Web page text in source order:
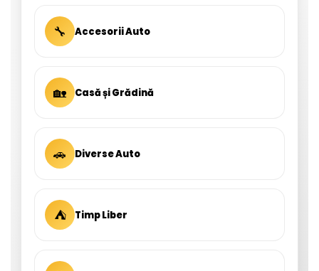
🔧 Accesorii Auto
🏡 Casă și Grădină
🚗 Diverse Auto
⛺ Timp Liber